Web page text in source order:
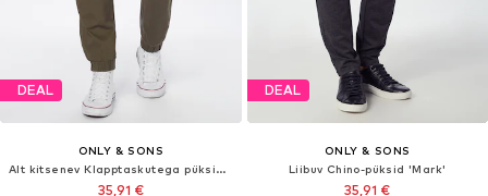
DEAL
ONLY & SONS
Alt kitsenev Klapptaskutega püksid 'ONSCam Stage'
35,91 €
DEAL
ONLY & SONS
Liibuv Chino-püksid 'Mark'
35,91 €